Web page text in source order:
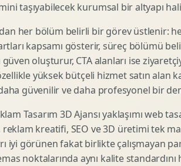
Lead Generation Landing Page
Reklam Landing Page
Urun Lansman Sayfasi
Ab Test Arayuzu
App Landing Page
Form Optimizasyonu
Sales Page Tasarimi
taşıyabilecek kurumsal bir altyapı
her bölüm belirli bir görev üstlenir:
kapsamı gösterir, süreç bölümü
oluşturur, CTA alanları ise
yüksek bütçeli hizmet satın alan
güvenilir ve daha profesyonel bir
Tasarım 3D Ajansı yaklaşımı web
kreatifi, SEO ve 3D üretimi tek
iyi görünen fakat birlikte çalışmayan
noktalarında aynı kalite